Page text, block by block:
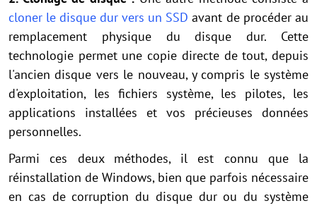
cloner le disque dur vers un SSD avant de procéder au
remplacement physique du disque dur. Cette
technologie permet une copie directe de tout, depuis
l'ancien disque vers le nouveau, y compris le système
d'exploitation, les fichiers système, les pilotes, les
applications installées et vos précieuses données
personnelles.
Parmi ces deux méthodes, il est connu que la
réinstallation de Windows, bien que parfois nécessaire
en cas de corruption du disque dur ou du système